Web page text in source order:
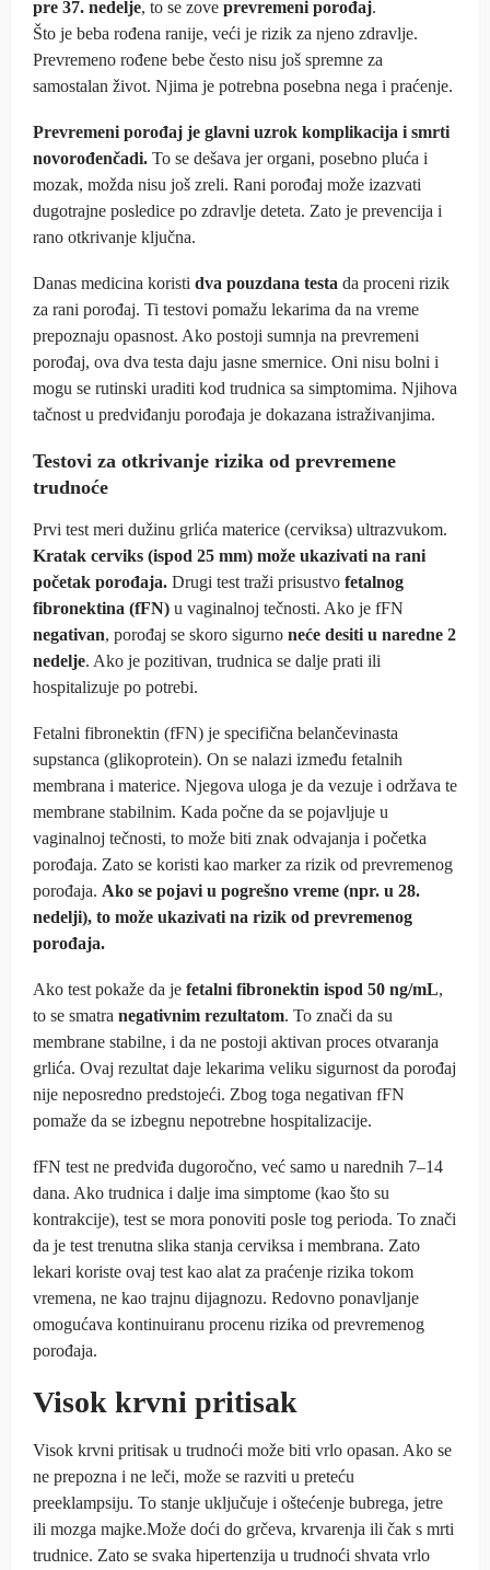
pre 37. nedelje, to se zove prevremeni porođaj.
Što je beba rođena ranije, veći je rizik za njeno zdravlje.
Prevremeno rođene bebe često nisu još spremne za
samostalan život. Njima je potrebna posebna nega i praćenje.
Prevremeni porođaj je glavni uzrok komplikacija i smrti
novorođenčadi. To se dešava jer organi, posebno pluća i
mozak, možda nisu još zreli. Rani porođaj može izazvati
dugotrajne posledice po zdravlje deteta. Zato je prevencija i
rano otkrivanje ključna.
Danas medicina koristi dva pouzdana testa da proceni rizik
za rani porođaj. Ti testovi pomažu lekarima da na vreme
prepoznaju opasnost. Ako postoji sumnja na prevremeni
porođaj, ova dva testa daju jasne smernice. Oni nisu bolni i
mogu se rutinski uraditi kod trudnica sa simptomima. Njihova
tačnost u predviđanju porođaja je dokazana istraživanjima.
Testovi za otkrivanje rizika od prevremene
trudnoće
Prvi test meri dužinu grlića materice (cerviksa) ultrazvukom.
Kratak cerviks (ispod 25 mm) može ukazivati na rani
početak porođaja. Drugi test traži prisustvo fetalnog
fibronektina (fFN) u vaginalnoj tečnosti. Ako je fFN
negativan, porođaj se skoro sigurno neće desiti u naredne 2
nedelje. Ako je pozitivan, trudnica se dalje prati ili
hospitalizuje po potrebi.
Fetalni fibronektin (fFN) je specifična belančevinasta
supstanca (glikoprotein). On se nalazi između fetalnih
membrana i materice. Njegova uloga je da vezuje i održava te
membrane stabilnim. Kada počne da se pojavljuje u
vaginalnoj tečnosti, to može biti znak odvajanja i početka
porođaja. Zato se koristi kao marker za rizik od prevremenog
porođaja. Ako se pojavi u pogrešno vreme (npr. u 28.
nedelji), to može ukazivati na rizik od prevremenog
porođaja.
Ako test pokaže da je fetalni fibronektin ispod 50 ng/mL,
to se smatra negativnim rezultatom. To znači da su
membrane stabilne, i da ne postoji aktivan proces otvaranja
grlića. Ovaj rezultat daje lekarima veliku sigurnost da porođaj
nije neposredno predstojeći. Zbog toga negativan fFN
pomaže da se izbegnu nepotrebne hospitalizacije.
fFN test ne predviđa dugoročno, već samo u narednih 7–14
dana. Ako trudnica i dalje ima simptome (kao što su
kontrakcije), test se mora ponoviti posle tog perioda. To znači
da je test trenutna slika stanja cerviksa i membrana. Zato
lekari koriste ovaj test kao alat za praćenje rizika tokom
vremena, ne kao trajnu dijagnozu. Redovno ponavljanje
omogućava kontinuiranu procenu rizika od prevremenog
porođaja.
Visok krvni pritisak
Visok krvni pritisak u trudnoći može biti vrlo opasan. Ako se
ne prepozna i ne leči, može se razviti u preteću
preeklampsiju. To stanje uključuje i oštećenje bubrega, jetre
ili mozga majke.Može doći do grčeva, krvarenja ili čak s mrti
trudnice. Zato se svaka hipertenzija u trudnoći shvata vrlo